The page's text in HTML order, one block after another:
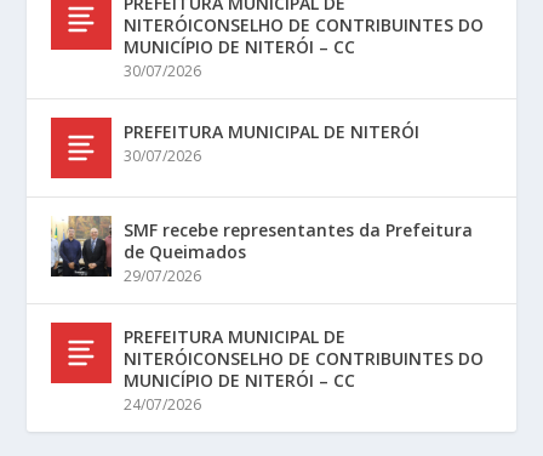
NITERÓICONSELHO DE CONTRIBUINTES DO
MUNICÍPIO DE NITERÓI – CC
30/07/2026
PREFEITURA MUNICIPAL DE NITERÓI
30/07/2026
SMF recebe representantes da Prefeitura
de Queimados
29/07/2026
PREFEITURA MUNICIPAL DE
NITERÓICONSELHO DE CONTRIBUINTES DO
MUNICÍPIO DE NITERÓI – CC
24/07/2026